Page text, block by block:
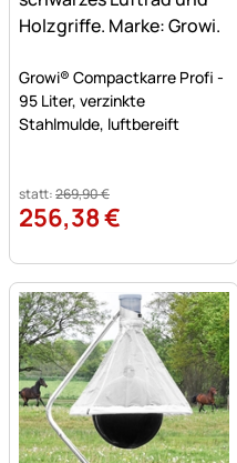
Noch keine Bewertungen
Growi® Compactkarre Profi -
95 Liter, verzinkte
Stahlmulde, luftbereift
statt:269,90€
256,38€